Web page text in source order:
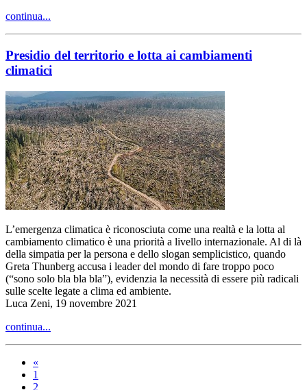
continua...
Presidio del territorio e lotta ai cambiamenti
climatici
L’emergenza climatica è riconosciuta come una realtà e la lotta al
cambiamento climatico è una priorità a livello internazionale. Al di là
della simpatia per la persona e dello slogan semplicistico, quando
Greta Thunberg accusa i leader del mondo di fare troppo poco
(“sono solo bla bla bla”), evidenzia la necessità di essere più radicali
sulle scelte legate a clima ed ambiente.
Luca Zeni, 19 novembre 2021
continua...
«
1
2